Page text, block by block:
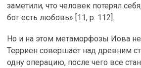
заметили, что человек потерял
бог есть любовь» [11, p. 112].
Но и на этом метаморфозы Иова не
Терриен совершает над древним
одну операцию, после чего все